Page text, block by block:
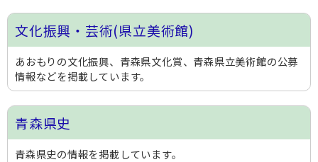
文化振興・芸術(県立美術館)
あおもりの文化振興、青森県文化賞、青森県立美術館の公募
情報などを掲載しています。
青森県史
青森県史の情報を掲載しています。